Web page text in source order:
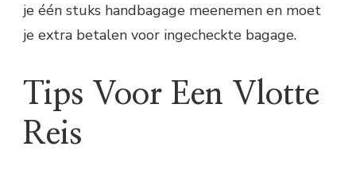
je één stuks handbagage meenemen en moet
je extra betalen voor ingecheckte bagage.
Tips Voor Een Vlotte
Reis